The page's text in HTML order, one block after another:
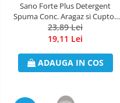
Sano Forte Plus Detergent
Spuma Conc. Aragaz si Cuptor
750ml
23,89 Lei
19,11 Lei
ADAUGA IN COS